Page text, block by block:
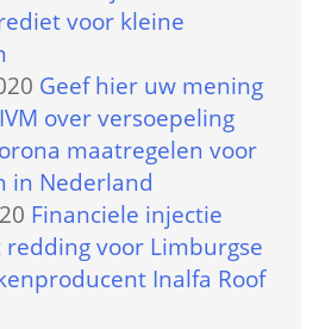
voor kleine
Geef hier uw mening
over versoepeling
maatregelen voor
in Nederland
Financiele injectie
voor Limburgse
Inalfa Roof